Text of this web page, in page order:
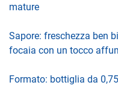
mature
Sapore: freschezza ben
focaia con un tocco
Formato: bottiglia da